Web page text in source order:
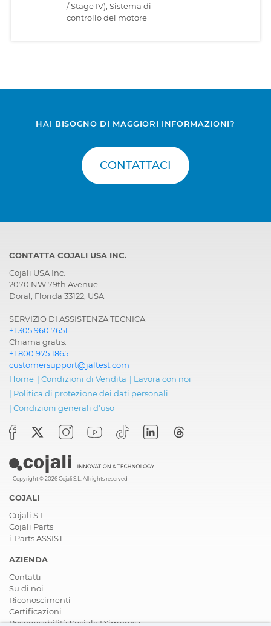
/ Stage IV), Sistema di
controllo del motore
HAI BISOGNO DI MAGGIORI INFORMAZIONI?
CONTATTACI
CONTATTA COJALI USA INC.
Cojali USA Inc.
2070 NW 79th Avenue
Doral, Florida 33122, USA
SERVIZIO DI ASSISTENZA TECNICA
+1 305 960 7651
Chiama gratis:
+1 800 975 1865
customersupport@jaltest.com
Home | Condizioni di Vendita | Lavora con noi
| Politica di protezione dei dati personali
| Condizioni generali d'uso
Copyright © 2026 Cojali S.L. All rights reserved
COJALI
Cojali S.L.
Cojali Parts
i-Parts ASSIST
AZIENDA
Contatti
Su di noi
Riconoscimenti
Certificazioni
Responsabilità Sociale D'impresa